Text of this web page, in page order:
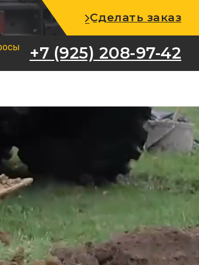
+7 (925) 208-97-42
Сделать заказ
+7 (925) 208-97-42